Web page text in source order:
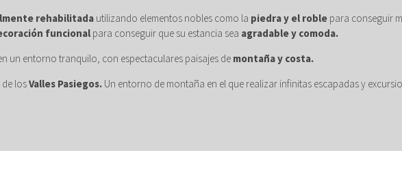
rehabilitada utilizando elementos nobles como la piedra y el roble para conseguir
funcional para conseguir que su estancia sea agradable y comoda.
un entorno tranquilo, con espectaculares paisajes de montaña y costa.
losValles Pasiegos. Un entorno de montaña en el que realizar infinitas escapadas y